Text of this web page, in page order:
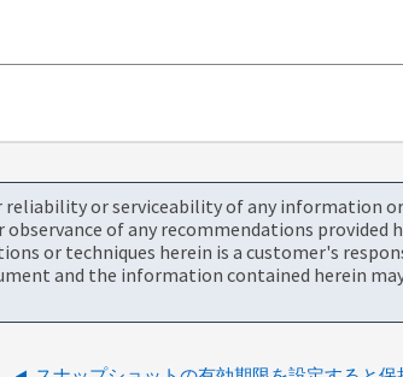
or serviceability of any information
of any recommendations
or techniques herein is a customer's
and the information contained herein